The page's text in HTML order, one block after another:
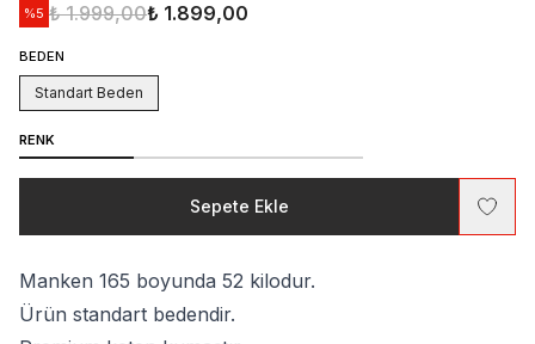
%5 ₺ 1.999,00₺ 1.899,00
BEDEN
Standart Beden
RENK
Sepete Ekle
Manken 165 boyunda 52 kilodur.
Ürün standart bedendir.